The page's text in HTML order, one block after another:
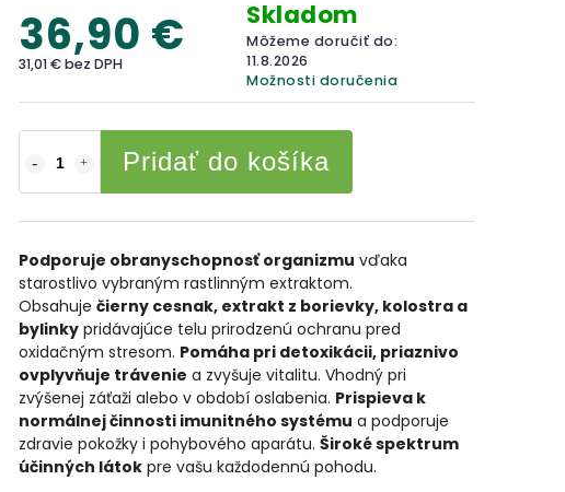
36,90 €
31,01 € bez DPH
Skladom
Môžeme doručiť do:
11.8.2026
Možnosti doručenia
Pridať do košíka
Podporuje obranyschopnosť organizmu vďaka
starostlivo vybraným rastlinným extraktom.
Obsahuje čierny cesnak, extrakt z borievky, kolostra a
bylinkypridávajúce telu prirodzenú ochranu pred
oxidačným stresom. Pomáha pri detoxikácii, priaznivo
ovplyvňuje trávenie a zvyšuje vitalitu. Vhodný pri
zvýšenej záťaži alebo v období oslabenia. Prispieva k
normálnej činnosti imunitného systému a podporuje
zdravie pokožky i pohybového aparátu. Široké spektrum
účinných látokpre vašu každodennú pohodu.